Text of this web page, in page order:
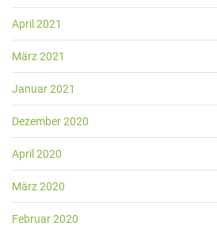
April 2021
März 2021
Januar 2021
Dezember 2020
April 2020
März 2020
Februar 2020